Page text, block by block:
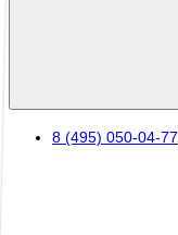
8 (495) 050-04-77